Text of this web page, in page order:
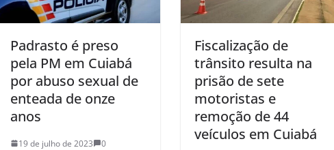
Padrasto é preso
pela PM em Cuiabá
por abuso sexual de
enteada de onze
anos
19 de julho de 2023 0
Fiscalização de
trânsito resulta na
prisão de sete
motoristas e
remoção de 44
veículos em Cuiabá